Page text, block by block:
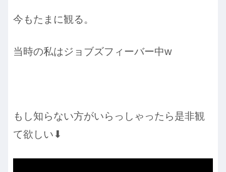
今もたまに観る。
当時の私はジョブズフィーバー中w
もし知らない方がいらっしゃったら是非観
て欲しい⬇︎